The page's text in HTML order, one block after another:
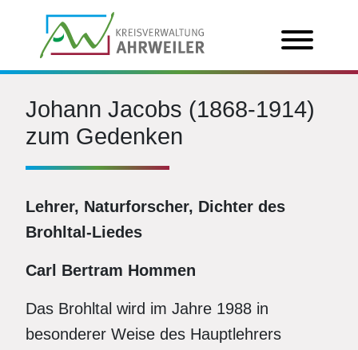
Johann Jacobs (1868-1914)
zum Gedenken
Lehrer, Naturforscher, Dichter des
Brohltal-Liedes
Carl Bertram Hommen
Das Brohltal wird im Jahre 1988 in
besonderer Weise des Hauptlehrers